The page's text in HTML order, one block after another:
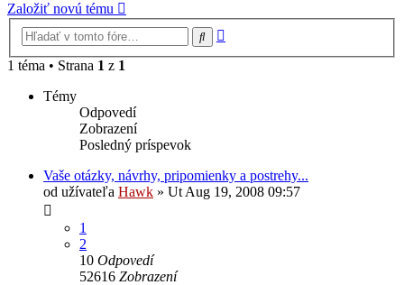
Založiť novú tému
Hľadať
1 téma • Strana 1 z 1
Témy
Odpovedí
Zobrazení
Posledný príspevok
Vaše otázky, návrhy, pripomienky a postrehy...
od užívateľa Hawk » Ut Aug 19, 2008 09:57
1
2
10 Odpovedí
52616 Zobrazení